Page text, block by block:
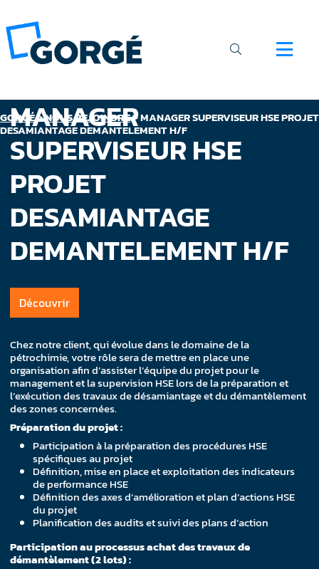
GORGÉ>NOUS REJOINDRE>MANAGER SUPERVISEUR HSE PROJET
DESAMIANTAGE DEMANTELEMENT H/F
MANAGER
SUPERVISEUR HSE
PROJET
DESAMIANTAGE
DEMANTELEMENT H/F
Découvrir
Chez notre client, qui évolue dans le domaine de la
pétrochimie, votre rôle sera de mettre en place une
organisation afin d’assister l’équipe du projet pour le
management et la supervision HSE lors de la préparation et
l’exécution des travaux de désamiantage et du démantèlement
des zones concernées.
Préparation du projet :
Participation à la préparation des procédures HSE
spécifiques au projet
Définition, mise en place et exploitation des indicateurs
de performance HSE
Définition des axes d’amélioration et plan d’actions HSE
du projet
Planification des audits et suivi des plans d’action
Participation au processus achat des travaux de
démantèlement (2 lots) :